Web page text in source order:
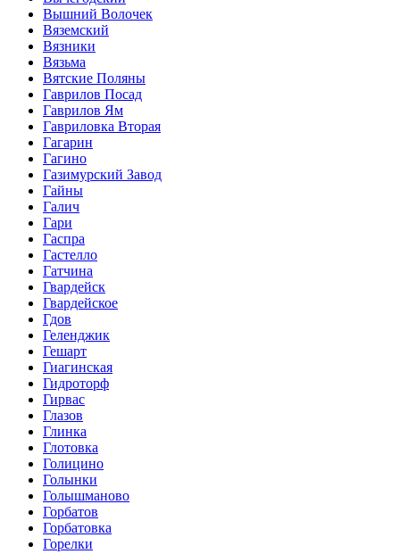
Вышний Волочек
Вяземский
Вязники
Вязьма
Вятские Поляны
Гаврилов Посад
Гаврилов Ям
Гавриловка Вторая
Гагарин
Гагино
Газимурский Завод
Гайны
Галич
Гари
Гаспра
Гастелло
Гатчина
Гвардейск
Гвардейское
Гдов
Геленджик
Гешарт
Гиагинская
Гидроторф
Гирвас
Глазов
Глинка
Глотовка
Голицино
Голынки
Голышманово
Горбатов
Горбатовка
Горелки